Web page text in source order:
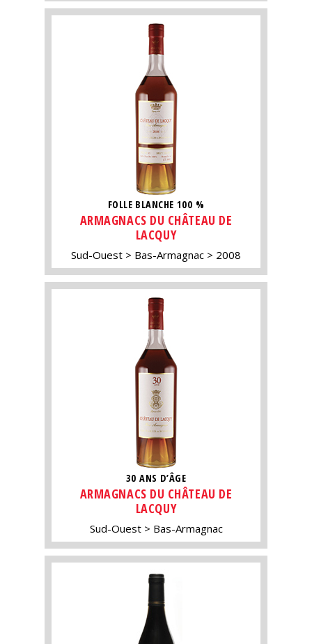
FOLLE BLANCHE 100 %
ARMAGNACS DU CHÂTEAU DE
LACQUY
Sud-Ouest Bas-Armagnac 2008
30 ANS D’ÂGE
ARMAGNACS DU CHÂTEAU DE
LACQUY
Sud-Ouest Bas-Armagnac